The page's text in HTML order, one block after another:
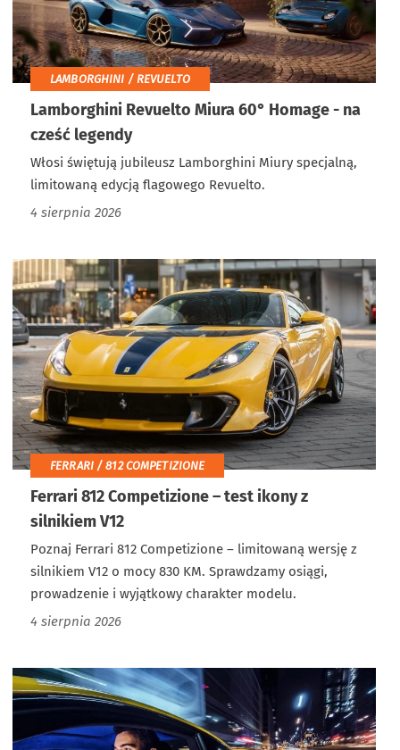
LAMBORGHINI / REVUELTO
Lamborghini Revuelto Miura 60° Homage - na
cześć legendy
Włosi świętują jubileusz Lamborghini Miury specjalną,
limitowaną edycją flagowego Revuelto.
4 sierpnia 2026
FERRARI / 812 COMPETIZIONE
Ferrari 812 Competizione – test ikony z
silnikiem V12
Poznaj Ferrari 812 Competizione – limitowaną wersję z
silnikiem V12 o mocy 830 KM. Sprawdzamy osiągi,
prowadzenie i wyjątkowy charakter modelu.
4 sierpnia 2026